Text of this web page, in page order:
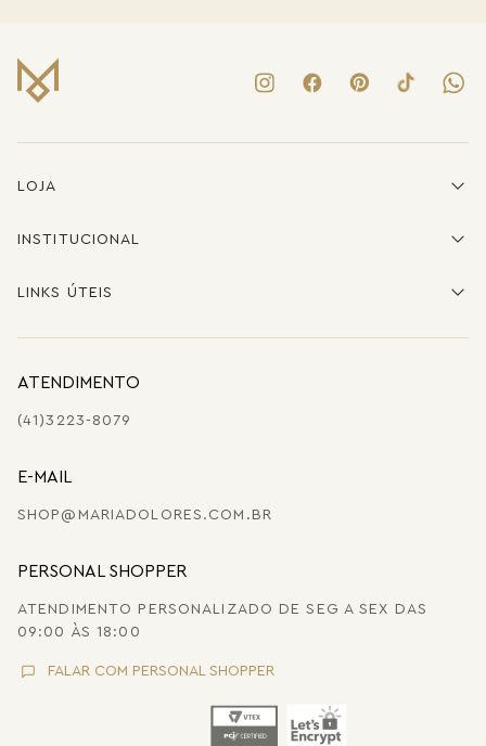
LOJA
INSTITUCIONAL
LINKS ÚTEIS
ATENDIMENTO
(41)3223-8079
E-MAIL
SHOP@MARIADOLORES.COM.BR
PERSONAL SHOPPER
ATENDIMENTO PERSONALIZADO DE SEG A SEX DAS
09:00 ÀS 18:00
FALAR COM PERSONAL SHOPPER